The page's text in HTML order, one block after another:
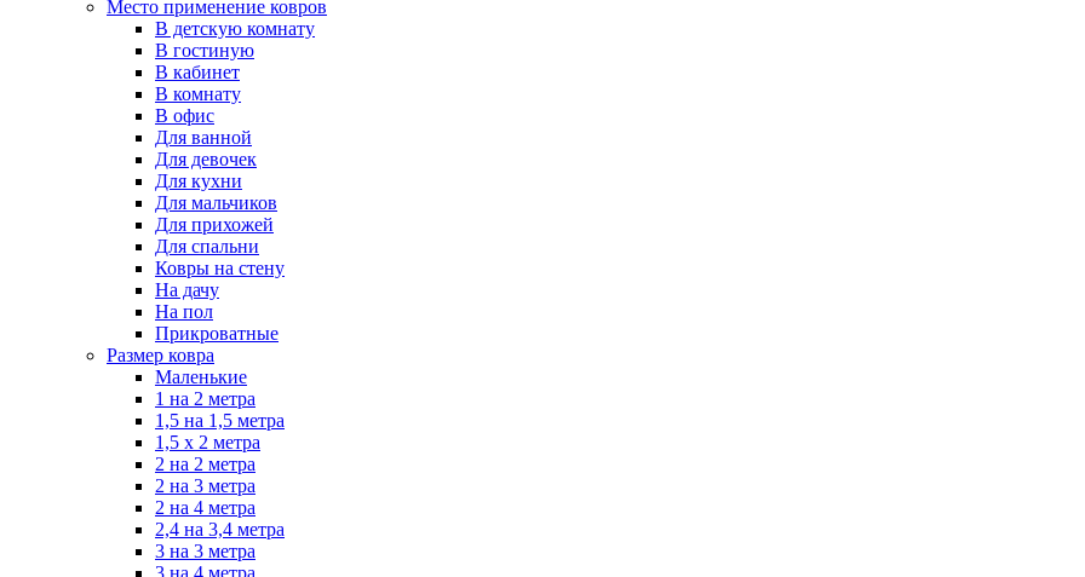
Место применение ковров
В детскую комнату
В гостиную
В кабинет
В комнату
В офис
Для ванной
Для девочек
Для кухни
Для мальчиков
Для прихожей
Для спальни
Ковры на стену
На дачу
На пол
Прикроватные
Размер ковра
Маленькие
1 на 2 метра
1,5 на 1,5 метра
1,5 х 2 метра
2 на 2 метра
2 на 3 метра
2 на 4 метра
2,4 на 3,4 метра
3 на 3 метра
3 на 4 метра